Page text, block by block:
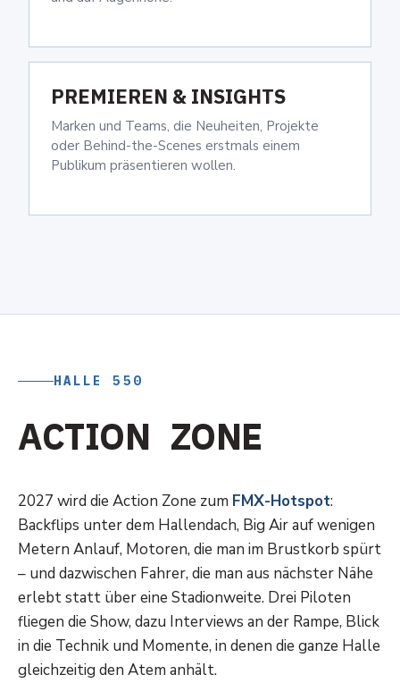
PREMIEREN & INSIGHTS
Marken und Teams, die Neuheiten, Projekte
oder Behind-the-Scenes erstmals einem
Publikum präsentieren wollen.
HALLE 550
ACTION ZONE
2027 wird die Action Zone zum FMX-Hotspot:
Backflips unter dem Hallendach, Big Air auf wenigen
Metern Anlauf, Motoren, die man im Brustkorb spürt
– und dazwischen Fahrer, die man aus nächster Nähe
erlebt statt über eine Stadionweite. Drei Piloten
fliegen die Show, dazu Interviews an der Rampe, Blick
in die Technik und Momente, in denen die ganze Halle
gleichzeitig den Atem anhält.